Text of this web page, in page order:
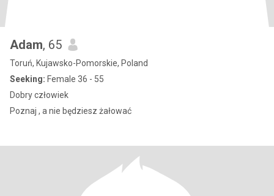
Adam, 65
Toruń, Kujawsko-Pomorskie, Poland
Seeking: Female 36 - 55
Dobry człowiek
Poznaj , a nie będziesz żałować